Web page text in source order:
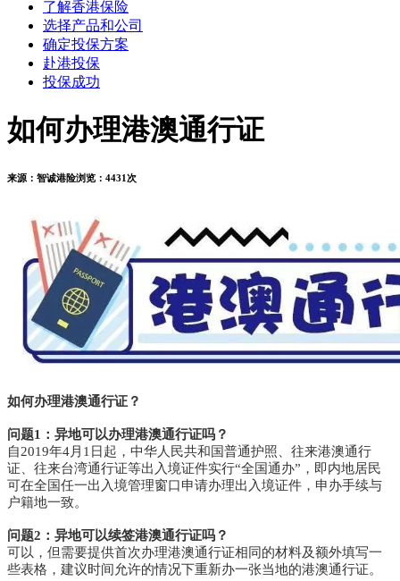
了解香港保险
选择产品和公司
确定投保方案
赴港投保
投保成功
如何办理港澳通行证
来源： 智诚港险浏览： 4431次
如何办理港澳通行证？
问题1： 异地可以办理港澳通行证吗？
自2019年4月1日起，中华人民共和国普通护照、往来港澳通行
证、往来台湾通行证等出入境证件实行“全国通办”，即内地居民
可在全国任一出入境管理窗口申请办理出入境证件，申办手续与
户籍地一致。
问题2： 异地可以续签港澳通行证吗？
可以，但需要提供首次办理港澳通行证相同的材料及额外填写一
些表格，建议时间允许的情况下重新办一张当地的港澳通行证。